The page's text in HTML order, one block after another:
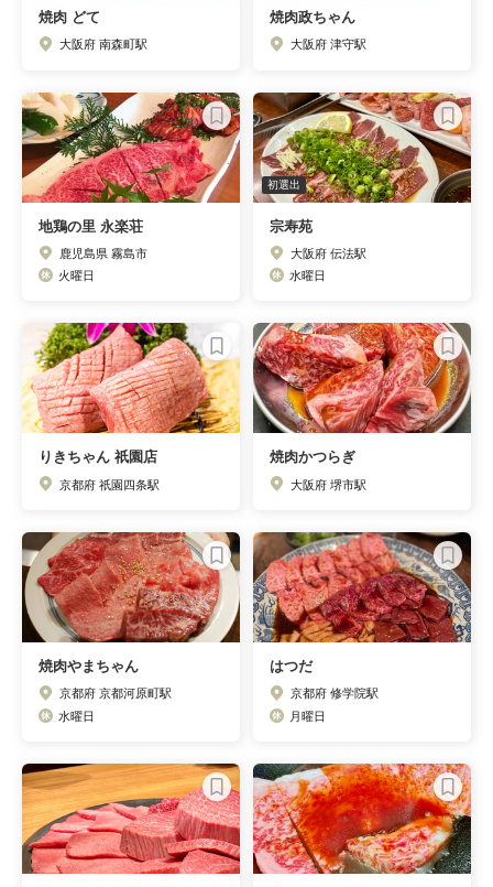
焼肉 どて
大阪府 南森町駅
焼肉政ちゃん
大阪府 津守駅
地鶏の里 永楽荘
鹿児島県 霧島市
火曜日
初選出
宗寿苑
大阪府 伝法駅
水曜日
りきちゃん 祇園店
京都府 祇園四条駅
焼肉かつらぎ
大阪府 堺市駅
焼肉やまちゃん
京都府 京都河原町駅
水曜日
はつだ
京都府 修学院駅
月曜日